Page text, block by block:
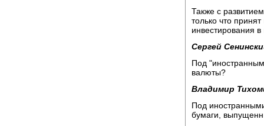
Также с
только что
инвестирования в
Сергей
Под
валюты?
Владимир
Под
бумаги,